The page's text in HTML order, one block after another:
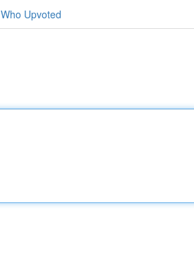
Who Upvoted